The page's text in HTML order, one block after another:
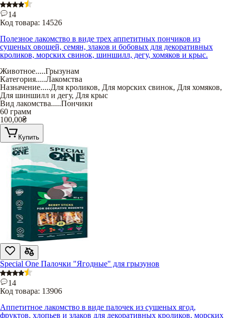
14
Код товара: 14526
Полезное лакомство в виде трех аппетитных пончиков из
сушеных овощей, семян, злаков и бобовых для декоративных
кроликов, морских свинок, шиншилл, дегу, хомяков и крыс.
Животное.....Грызунам
Категория.....Лакомства
Назначение.....Для кроликов, Для морских свинок, Для хомяков,
Для шиншилл и дегу, Для крыс
Вид лакомства.....Пончики
60 грамм
100,00₴
Купить
Special One Палочки "Ягодные" для грызунов
14
Код товара: 13906
Аппетитное лакомство в виде палочек из сушеных ягод,
фруктов, хлопьев и злаков для декоративных кроликов, морских